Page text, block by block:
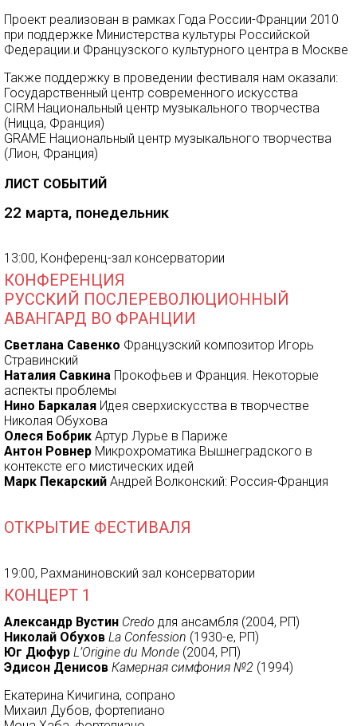
Проект реализован в рамках Года России-Франции 2010
при поддержке Министерства культуры Российской
Федерации.и Французского культурного центра в Москве
Также поддержку в проведении фестиваля нам оказали:
Государственный центр современного искусства
CIRM Национальный центр музыкального творчества
(Ницца, Франция)
GRAME Национальный центр музыкального творчества
(Лион, Франция)
ЛИСТ СОБЫТИЙ
22 марта, понедельник
13:00, Конференц-зал консерватории
КОНФЕРЕНЦИЯ
РУССКИЙ ПОСЛЕРЕВОЛЮЦИОННЫЙ
АВАНГАРД ВО ФРАНЦИИ
Светлана Савенко Французский композитор Игорь
Стравинский
Наталия Савкина Прокофьев и Франция. Некоторые
аспекты проблемы
Нино Баркалая Идея сверхискусства в творчестве
Николая Обухова
Олеся Бобрик Артур Лурье в Париже
Антон Ровнер Микрохроматика Вышнеградского в
контексте его мистических идей
Марк Пекарский Андрей Волконский: Россия-Франция
ОТКРЫТИЕ ФЕСТИВАЛЯ
19:00, Рахманиновский зал консерватории
КОНЦЕРТ 1
Александр Вустин Credo для ансамбля (2004, РП)
Николай Обухов La Confession (1930-е, РП)
Юг Дюфур L’Origine du Monde (2004, РП)
Эдисон Денисов Камерная симфония №2 (1994)
Екатерина Кичигина, сопрано
Михаил Дубов, фортепиано